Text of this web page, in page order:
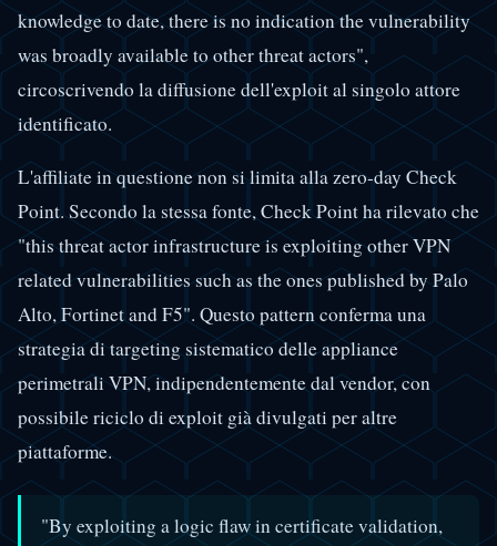
knowledge to date, there is no indication the vulnerability
was broadly available to other threat actors",
circoscrivendo la diffusione dell'exploit al singolo attore
identificato.
L'affiliate in questione non si limita alla zero-day Check
Point. Secondo la stessa fonte, Check Point ha rilevato che
"this threat actor infrastructure is exploiting other VPN
related vulnerabilities such as the ones published by Palo
Alto, Fortinet and F5". Questo pattern conferma una
strategia di targeting sistematico delle appliance
perimetrali VPN, indipendentemente dal vendor, con
possibile riciclo di exploit già divulgati per altre
piattaforme.
"By exploiting a logic flaw in certificate validation,